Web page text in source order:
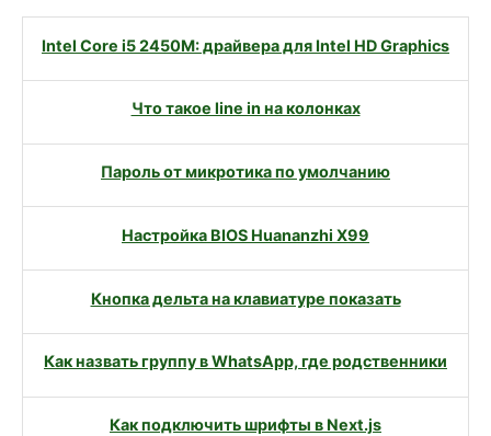
Intel Core i5 2450M: драйвера для Intel HD Graphics
Что такое line in на колонках
Пароль от микротика по умолчанию
Настройка BIOS Huananzhi X99
Кнопка дельта на клавиатуре показать
Как назвать группу в WhatsApp, где родственники
Как подключить шрифты в Next.js